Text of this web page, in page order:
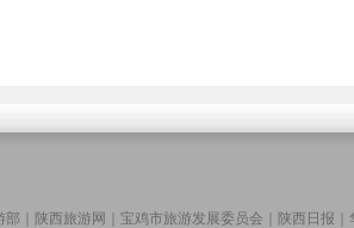
部 陕西旅游网 宝鸡市旅游发展委员会 陕西日报